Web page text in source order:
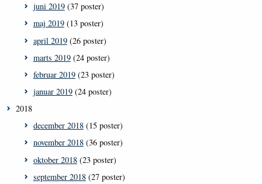
juni 2019(37 poster)
maj 2019(13 poster)
april 2019(26 poster)
marts 2019(24 poster)
februar 2019(23 poster)
januar 2019(24 poster)
2018
december 2018(15 poster)
november 2018(36 poster)
oktober 2018(23 poster)
september 2018(27 poster)